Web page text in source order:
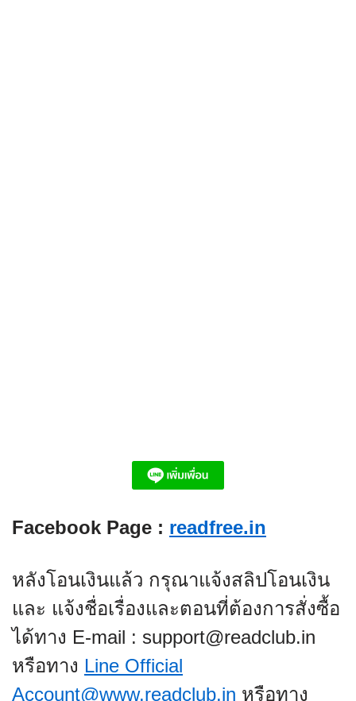
Facebook Page : readfree.in
หลังโอนเงินแล้ว กรุณาแจ้งสลิปโอนเงิน
และ แจ้งชื่อเรื่องและตอนที่ต้องการสั่งซื้อ
ได้ทาง E-mail : support@readclub.in
หรือทาง Line Official
Account@www.readclub.in หรือทาง